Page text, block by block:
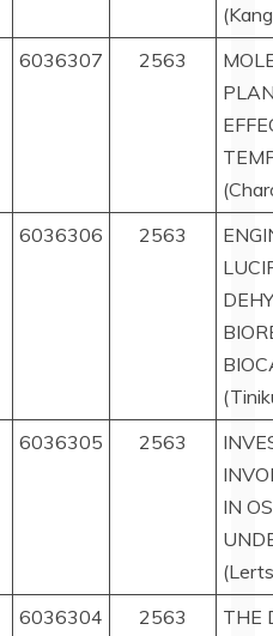
6036307 2563
6036306 2563
6036305 2563
IN
6036304 2563
THE